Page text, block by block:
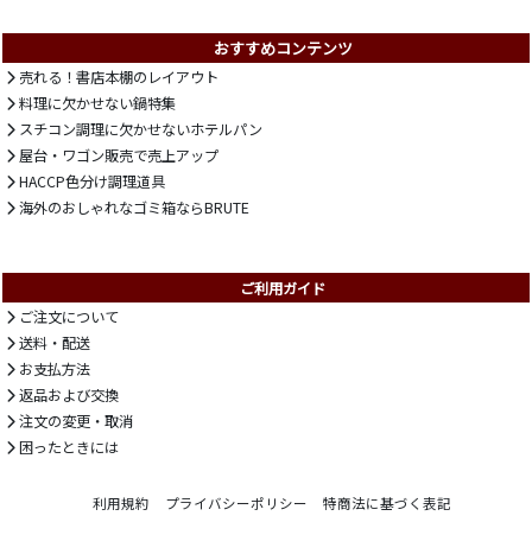
おすすめコンテンツ
売れる！書店本棚のレイアウト
料理に欠かせない鍋特集
スチコン調理に欠かせないホテルパン
屋台・ワゴン販売で売上アップ
HACCP色分け調理道具
海外のおしゃれなゴミ箱ならBRUTE
ご利用ガイド
ご注文について
送料・配送
お支払方法
返品および交換
注文の変更・取消
困ったときには
利用規約 プライバシーポリシー 特商法に基づく表記